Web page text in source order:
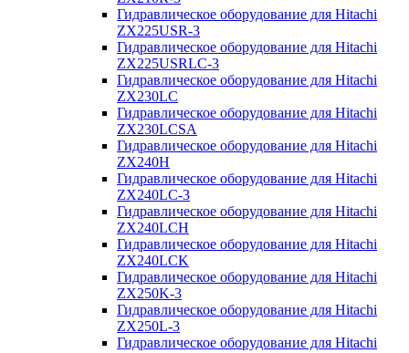
Гидравлическое оборудование для Hitachi
ZX225USR-3
Гидравлическое оборудование для Hitachi
ZX225USRLC-3
Гидравлическое оборудование для Hitachi
ZX230LC
Гидравлическое оборудование для Hitachi
ZX230LCSA
Гидравлическое оборудование для Hitachi
ZX240H
Гидравлическое оборудование для Hitachi
ZX240LC-3
Гидравлическое оборудование для Hitachi
ZX240LCH
Гидравлическое оборудование для Hitachi
ZX240LCK
Гидравлическое оборудование для Hitachi
ZX250K-3
Гидравлическое оборудование для Hitachi
ZX250L-3
Гидравлическое оборудование для Hitachi